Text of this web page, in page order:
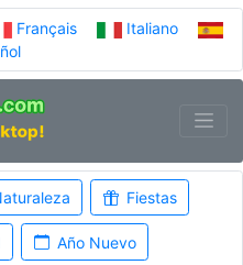
Français
Italiano
Fiestas
Año Nuevo